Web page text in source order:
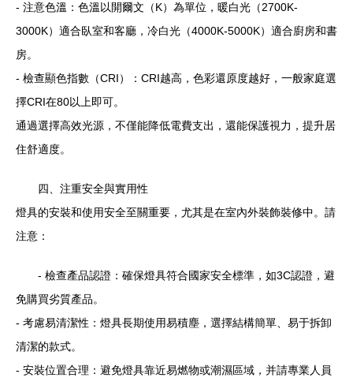
- 注意色溫：色溫以開爾文（K）為單位，暖白光（2700K-
3000K）適合臥室和客廳，冷白光（4000K-5000K）適合廚房和書
房。
- 檢查顯色指數（CRI）：CRI越高，色彩還原度越好，一般家庭選
擇CRI在80以上即可。
通過選擇高效光源，不僅能降低電費支出，還能保護視力，提升居
住舒適度。
四、注重安全與實用性
燈具的安裝和使用安全至關重要，尤其是在室內外裝飾裝修中。請
注意：
- 檢查產品認證：確保燈具符合國家安全標準，如3C認證，避
免購買劣質產品。
- 考慮易清潔性：燈具長期使用易積塵，選擇結構簡單、易于拆卸
清潔的款式。
- 安裝位置合理：避免燈具靠近易燃物或潮濕區域，并請專業人員